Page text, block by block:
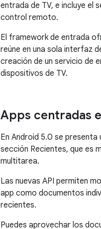
entrada de TV, e incluye el
control remoto.
El framework de entrada
reúne en una sola interfaz
creación de un servicio de
dispositivos de TV.
Apps centradas
En Android 5.0 se presenta
sección Recientes, que es
multitarea.
Las nuevas API permiten
app como documentos
recientes.
Puedes aprovechar los